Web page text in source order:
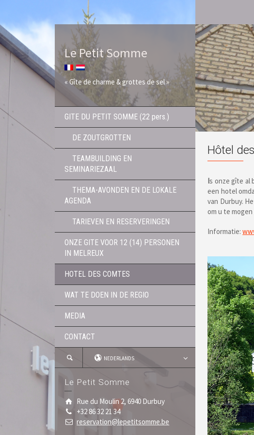
Le Petit Somme
« Gîte de charme & grottes de sel »
GITE DU PETIT SOMME (22 pers.)
DE ZOUTGROTTEN
TEAMBUILDING EN
SEMINARIEZAAL
THEMA-AVONDEN EN DE LOKALE
AGENDA
TARIEVEN EN RESERVERINGEN
ONZE GITE VOOR 12 (14) PERSONEN
IN MELREUX
HOTEL DES COMTES
WAT TE DOEN IN DE REGIO
MEDIA
CONTACT
NEDERLANDS
Le Petit Somme
Rue du Moulin 2, 6940 Durbuy
+32 86 32 21 34
reservation@lepetitsomme.be
Hôtel
Is onze gîte al
een hotel
van Durbuy.
om u te
Informatie: